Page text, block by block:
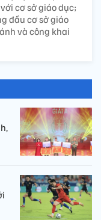
cơ sở giáo dục;
đầu cơ sở giáo
và công khai